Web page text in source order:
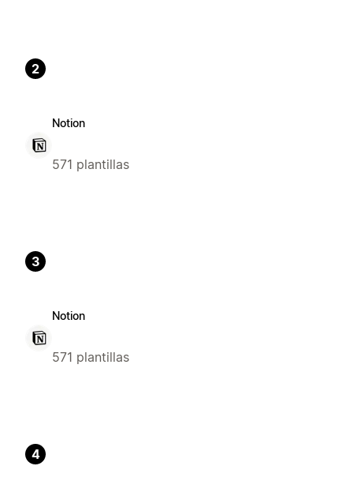
2
Notion
571 plantillas
3
Notion
571 plantillas
4